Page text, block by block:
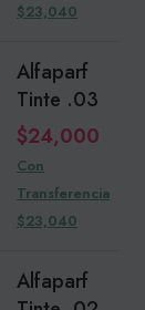
$23,040
Alfaparf
Tinte .03
$24,000
Con
Transferencia
$23,040
Alfaparf